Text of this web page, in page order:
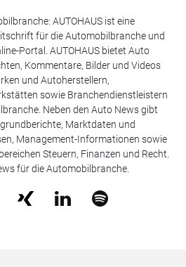
AUTOHAUS ist eine
für die Automobilbranche und
Portal. AUTOHAUS bietet Auto
Kommentare, Bilder und Videos
und Autoherstellern,
sowie Branchendienstleistern
Neben den Auto News gibt
Marktdaten und
Management-Informationen sowie
Steuern, Finanzen und Recht.
für die Automobilbranche.